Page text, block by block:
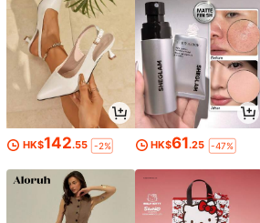
HK$142.55 -2% HK$61.25 -47%